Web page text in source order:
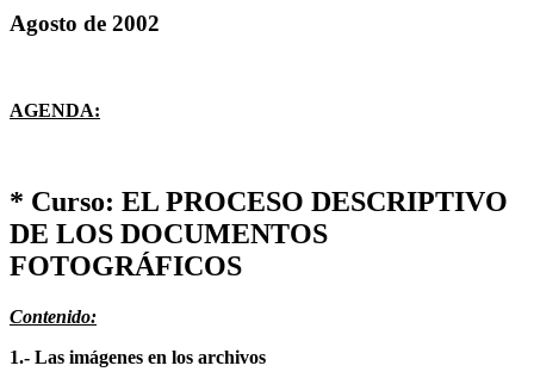
Agosto de 2002
AGENDA:
* Curso: EL PROCESO DESCRIPTIVO
DE LOS DOCUMENTOS
FOTOGRÁFICOS
Contenido:
1.- Las imágenes en los archivos